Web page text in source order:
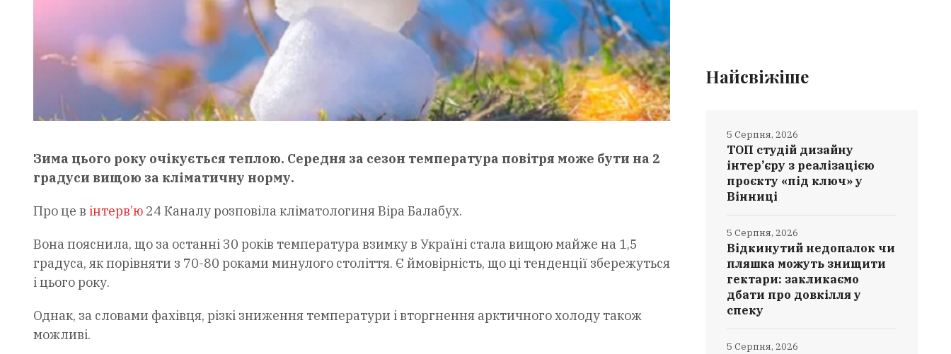
Зима цього року очікується теплою. Середня за сезон температура повітря може бути на 2
градуси вищою за кліматичну норму.
Про це в інтерв’ю24 Каналу розповіла кліматологиня Віра Балабух.
Вона пояснила, що за останні 30 років температура взимку в Україні стала вищою майже на 1,5
градуса, як порівняти з 70-80 роками минулого століття. Є ймовірність, що ці тенденції збережуться
і цього року.
Однак, за словами фахівця, різкі зниження температури і вторгнення арктичного холоду також
можливі.
Найсвіжіше
ТОП студій дизайну
інтер’єру з реалізацією
проєкту «під ключ» у
Вінниці
5 Серпня, 2026
Відкинутий недопалок чи
пляшка можуть знищити
гектари: закликаємо
дбати про довкілля у
спеку
5 Серпня, 2026
5 Серпня, 2026